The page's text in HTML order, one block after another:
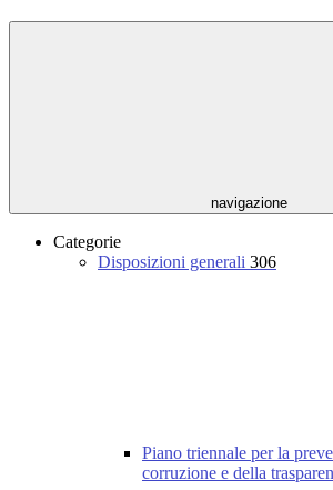
navigazione
Categorie
Disposizioni generali 306
Piano triennale per la
corruzione e della